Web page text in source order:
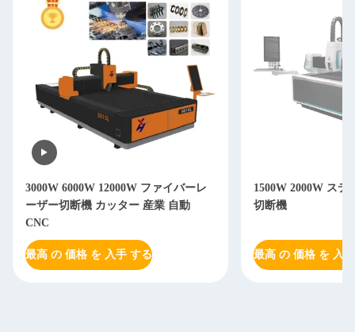
3000W 6000W 12000W ファイバーレ
ーザー切断機 カッター 産業 自動
CNC
最高 の 価格 を 入手 する
1500W 2000W ステ
切断機
最高 の 価格 を 入